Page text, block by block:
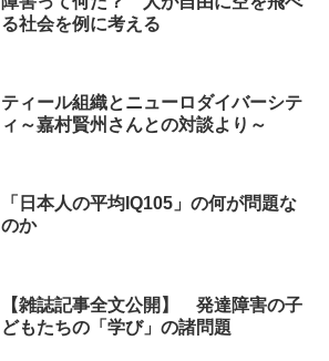
る社会を例に考える
ティール組織とニューロダイバーシテ
ィ～嘉村賢州さんとの対談より～
「日本人の平均IQ105」の何が問題な
のか
【雑誌記事全文公開】 発達障害の子
どもたちの「学び」の諸問題